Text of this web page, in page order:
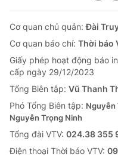
Cơ quan chủ quản:Đài
Cơ quan báo chí: Thời báo
Giấy phép hoạt động báo
cấp ngày 29/12/2023
Tổng Biên tập: Vũ Thanh
Phó Tổng Biên tập: Nguyễn
Nguyễn Trọng Ninh
Tổng đài VTV: 024.38 355
Ðiện thoại Thời báo VTV: